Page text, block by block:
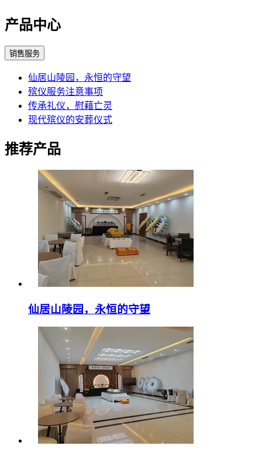
产品中心
销售服务
仙居山陵园，永恒的守望
殡仪服务注意事项
传承礼仪，慰藉亡灵
现代殡仪的安葬仪式
推荐产品
仙居山陵园，永恒的守望